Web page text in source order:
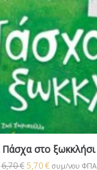
Πάσχα στο ξωκκλήσι
6,70€ 5,70€ συμ/νου ΦΠΑ